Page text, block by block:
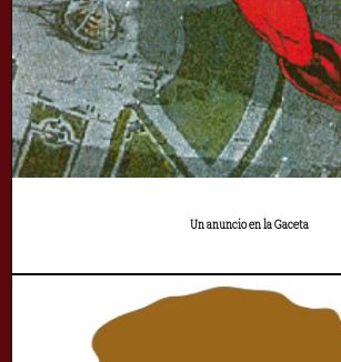
Un anuncio en la Gaceta